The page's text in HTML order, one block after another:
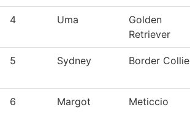
4 Uma
Golden
Retriever
5 Sydney Border Collie
6 Margot Meticcio